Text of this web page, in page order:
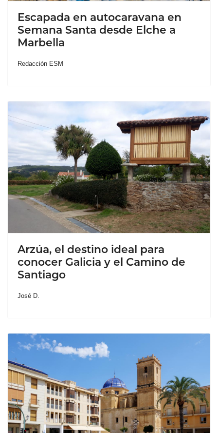
Escapada en autocaravana en
Semana Santa desde Elche a
Marbella
Redacción ESM
Arzúa, el destino ideal para
conocer Galicia y el Camino de
Santiago
José D.